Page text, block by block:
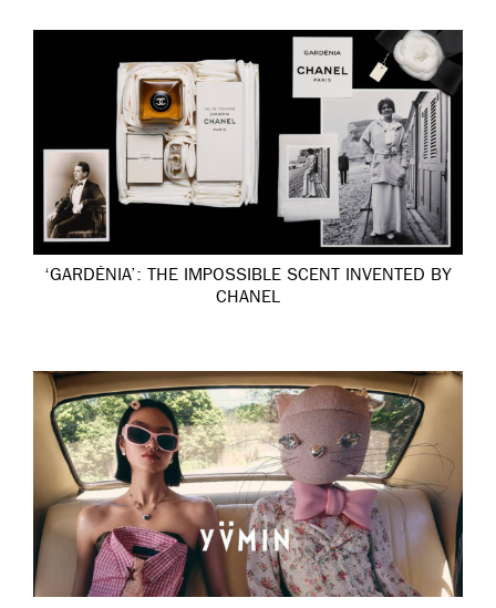
‘GARDÉNIA’: THE IMPOSSIBLE SCENT INVENTED BY
CHANEL